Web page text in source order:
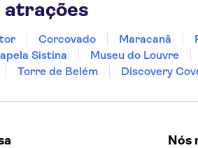
atrações
Corcovado Maracanã
Sistina Museu do Louvre
Torre de Belém
Discovery
Nós